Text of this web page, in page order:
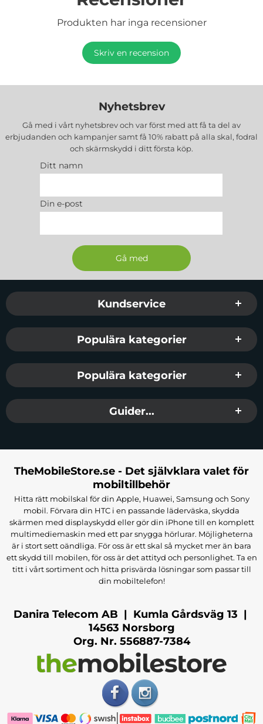
Produkten har inga recensioner
Skriv en recension
Nyhetsbrev
Gå med i vårt nyhetsbrev och var först med att få ta del av
erbjudanden och kampanjer samt få 10% rabatt på alla skal, fodral
och skärmskydd i ditt första köp.
Ditt namn
Din e-post
Sidfot Blandad info och länkar
Kundservice
Populära kategorier
Populära kategorier
Guider...
TheMobileStore.se - Det självklara valet för
mobiltillbehör
Hitta rätt mobilskal för din Apple, Huawei, Samsung och Sony
mobil. Förvara din HTC i en passande läderväska, skydda
skärmen med displayskydd eller gör din iPhone till en komplett
multimediemaskin med ett par snygga hörlurar. Möjligheterna
är i stort sett oändliga. För oss är ett skal så mycket mer än bara
ett skydd till mobilen, för oss är det attityd och personlighet. Ta en
titt i vårt sortiment och hitta prisvärda lösningar som passar till
din mobiltelefon!
Danira Telecom AB | Kumla Gårdsväg 13 |
14563 Norsborg
Org. Nr. 556887-7384